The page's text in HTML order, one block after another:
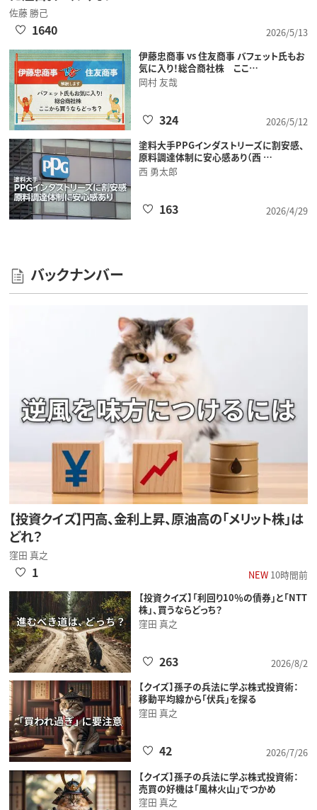
佐藤 勝己
2026/5/13
1640
伊藤忠商事 vs 住友商事 バフェット氏もお
気に入り！総合商社株 ここ…
岡村 友哉
2026/5/12
324
塗料大手PPGインダストリーズに割安感、
原料調達体制に安心感あり（西 …
西 勇太郎
2026/4/29
163
バックナンバー
【投資クイズ】円高、金利上昇、原油高の「メリット株」は
どれ？
窪田 真之
NEW10時間前
1
【投資クイズ】「利回り10％の債券」と「NTT
株」、買うならどっち？
窪田 真之
2026/8/2
263
【クイズ】孫子の兵法に学ぶ株式投資術：
移動平均線から「伏兵」を探る
窪田 真之
2026/7/26
42
【クイズ】孫子の兵法に学ぶ株式投資術：
売買の好機は「風林火山」でつかめ
窪田 真之